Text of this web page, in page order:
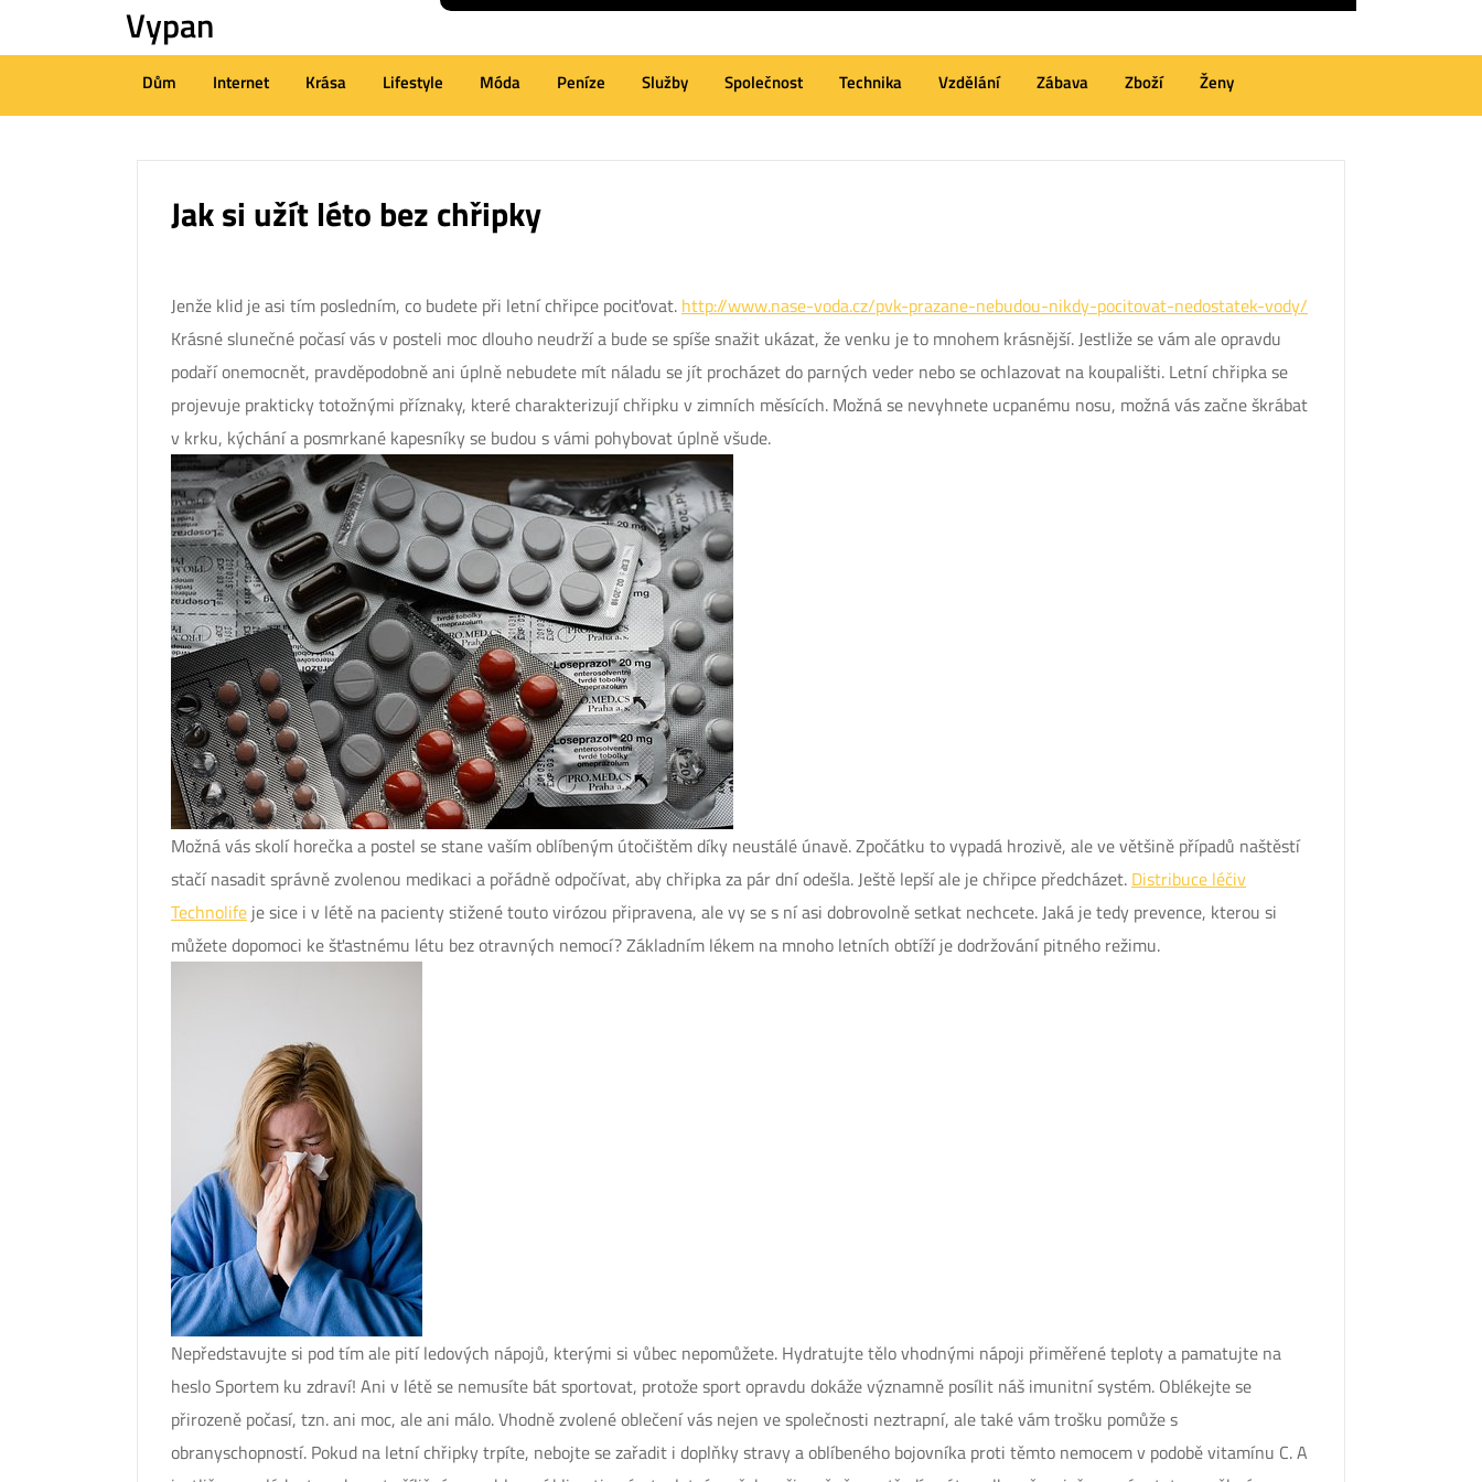
to
(Press
Vypan
Dům Internet Krása Lifestyle Móda Peníze Služby Společnost Technika Vzdělání Zábava Zboží Ženy
Jak si užít léto bez chřipky
Jenže klid je asi tím posledním, co budete při letní chřipce pociťovat. http://www.nase-voda.cz/pvk-prazane-nebudou-nikdy-pocitovat-nedostatek-vody/
Krásné slunečné počasí vás v posteli moc dlouho neudrží a bude se spíše snažit ukázat, že venku je to mnohem krásnější. Jestliže se vám ale opravdu
podaří onemocnět, pravděpodobně ani úplně nebudete mít náladu se jít procházet do parných veder nebo se ochlazovat na koupališti. Letní chřipka se
projevuje prakticky totožnými příznaky, které charakterizují chřipku v zimních měsících. Možná se nevyhnete ucpanému nosu, možná vás začne škrábat
v krku, kýchání a posmrkané kapesníky se budou s vámi pohybovat úplně všude.
Možná vás skolí horečka a postel se stane vaším oblíbeným útočištěm díky neustálé únavě. Zpočátku to vypadá hrozivě, ale ve většině případů naštěstí
stačí nasadit správně zvolenou medikaci a pořádně odpočívat, aby chřipka za pár dní odešla. Ještě lepší ale je chřipce předcházet. Distribuce léčiv
Technolife je sice i v létě na pacienty stižené touto virózou připravena, ale vy se s ní asi dobrovolně setkat nechcete. Jaká je tedy prevence, kterou si
můžete dopomoci ke šťastnému létu bez otravných nemocí? Základním lékem na mnoho letních obtíží je dodržování pitného režimu.
Nepředstavujte si pod tím ale pití ledových nápojů, kterými si vůbec nepomůžete. Hydratujte tělo vhodnými nápoji přiměřené teploty a pamatujte na
heslo Sportem ku zdraví! Ani v létě se nemusíte bát sportovat, protože sport opravdu dokáže významně posílit náš imunitní systém. Oblékejte se
přirozeně počasí, tzn. ani moc, ale ani málo. Vhodně zvolené oblečení vás nejen ve společnosti neztrapní, ale také vám trošku pomůže s
obranyschopností. Pokud na letní chřipky trpíte, nebojte se zařadit i doplňky stravy a oblíbeného bojovníka proti těmto nemocem v podobě vitamínu C. A